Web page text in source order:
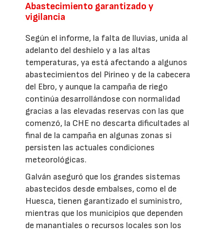
Abastecimiento garantizado y
vigilancia
Según el informe, la falta de lluvias, unida al
adelanto del deshielo y a las altas
temperaturas, ya está afectando a algunos
abastecimientos del Pirineo y de la cabecera
del Ebro, y aunque la campaña de riego
continúa desarrollándose con normalidad
gracias a las elevadas reservas con las que
comenzó, la CHE no descarta dificultades al
final de la campaña en algunas zonas si
persisten las actuales condiciones
meteorológicas.
Galván aseguró que los grandes sistemas
abastecidos desde embalses, como el de
Huesca, tienen garantizado el suministro,
mientras que los municipios que dependen
de manantiales o recursos locales son los